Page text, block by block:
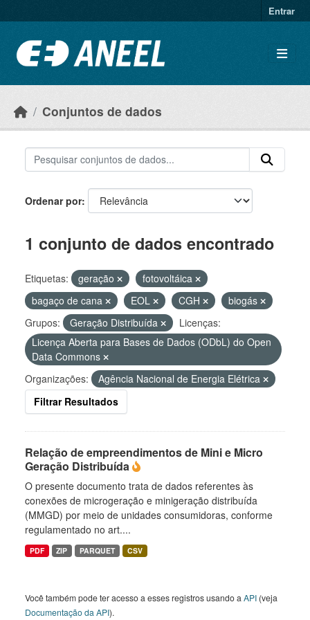
Entrar
Conjuntos de dados
Ordenar por
1 conjunto de dados encontrado
Etiquetas: geração
fotovoltáica
bagaço de cana
EOL CGH
biogás
Grupos:
Geração Distribuída
Licenças:
Licença Aberta para Bases de Dados (ODbL) do Open
Data Commons
Organizações:
Agência Nacional de Energia Elétrica
Filtrar Resultados
Relação de empreendimentos de Mini e Micro
Geração Distribuída
O presente documento trata de dados referentes às
conexões de microgeração e minigeração distribuída
(MMGD) por meio de unidades consumidoras, conforme
regulamentado no art....
PDF ZIP PARQUET CSV
Você também pode ter acesso a esses registros usando a API (veja
Documentação da API).